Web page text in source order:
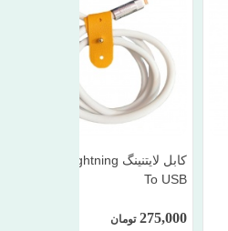
کابل لایتنینگ Belkin Lightning
To USB
275,000 تومان